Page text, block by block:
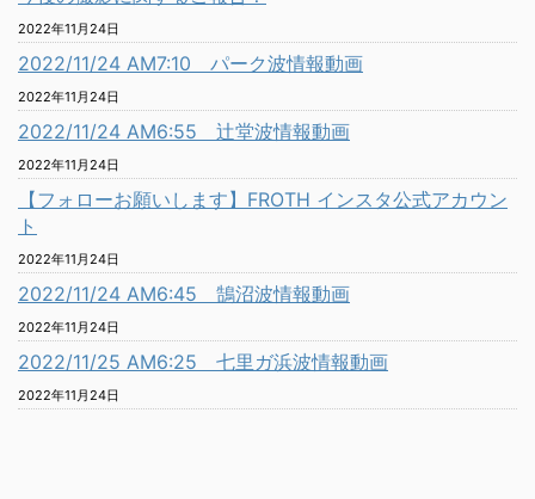
2022年11月24日
2022/11/24 AM7:10 パーク波情報動画
2022年11月24日
2022/11/24 AM6:55 辻堂波情報動画
2022年11月24日
【フォローお願いします】FROTH インスタ公式アカウン
ト
2022年11月24日
2022/11/24 AM6:45 鵠沼波情報動画
2022年11月24日
2022/11/25 AM6:25 七里ガ浜波情報動画
2022年11月24日